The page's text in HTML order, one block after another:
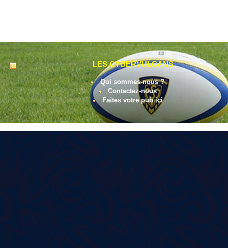
LES CYBERVULCANS
Qui sommes-nous ?
Contactez-nous
Faites votre pub ici